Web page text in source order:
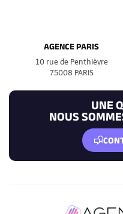
AGENCE PARIS
10 rue de Penthièvre
75008 PARIS
UNE
NOUS